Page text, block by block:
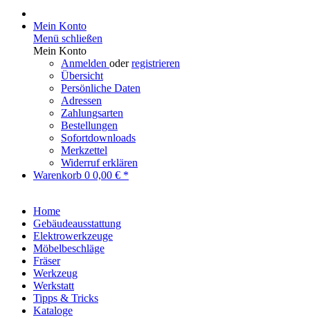
Mein Konto
Menü schließen
Mein Konto
Anmelden oderregistrieren
Übersicht
Persönliche Daten
Adressen
Zahlungsarten
Bestellungen
Sofortdownloads
Merkzettel
Widerruf erklären
Warenkorb 0 0,00 € *
Home
Gebäudeausstattung
Elektrowerkzeuge
Möbelbeschläge
Fräser
Werkzeug
Werkstatt
Tipps & Tricks
Kataloge